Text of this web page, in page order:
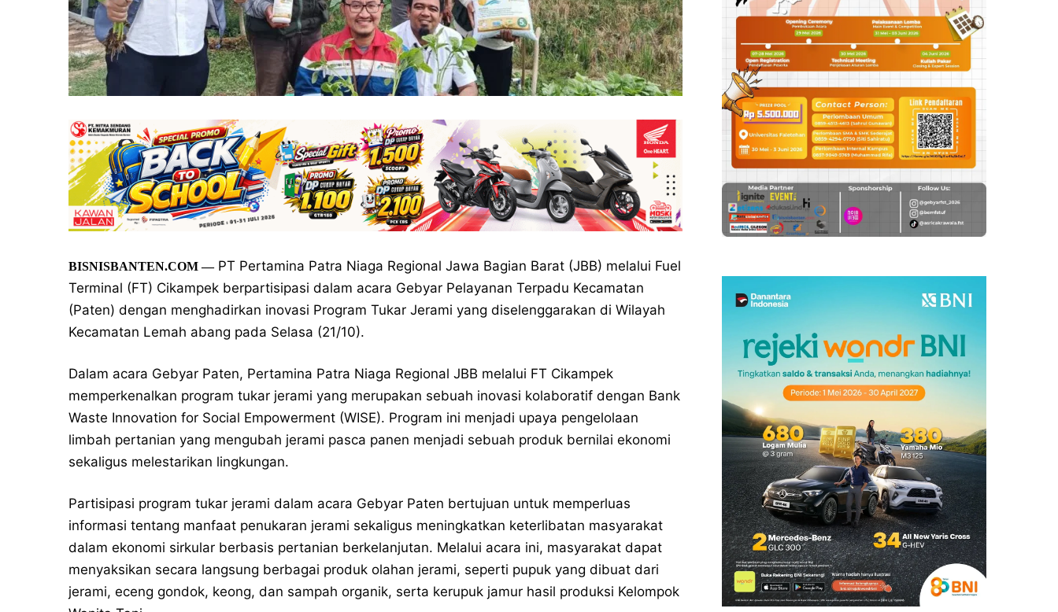
BISNISBANTEN.COM—PT Pertamina Patra Niaga Regional Jawa Bagian Barat (JBB) melalui Fuel
Terminal (FT) Cikampek berpartisipasi dalam acara Gebyar Pelayanan Terpadu Kecamatan
(Paten) dengan menghadirkan inovasi Program Tukar Jerami yang diselenggarakan di Wilayah
Kecamatan Lemah abang pada Selasa (21/10).
Dalam acara Gebyar Paten, Pertamina Patra Niaga Regional JBB melalui FT Cikampek
memperkenalkan program tukar jerami yang merupakan sebuah inovasi kolaboratif dengan Bank
Waste Innovation for Social Empowerment (WISE). Program ini menjadi upaya pengelolaan
limbah pertanian yang mengubah jerami pasca panen menjadi sebuah produk bernilai ekonomi
sekaligus melestarikan lingkungan.
Partisipasi program tukar jerami dalam acara Gebyar Paten bertujuan untuk memperluas
informasi tentang manfaat penukaran jerami sekaligus meningkatkan keterlibatan masyarakat
dalam ekonomi sirkular berbasis pertanian berkelanjutan. Melalui acara ini, masyarakat dapat
menyaksikan secara langsung berbagai produk olahan jerami, seperti pupuk yang dibuat dari
jerami, eceng gondok, keong, dan sampah organik, serta kerupuk jamur hasil produksi Kelompok